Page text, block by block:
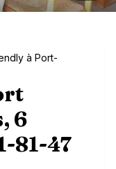
à Port-
6
81-47